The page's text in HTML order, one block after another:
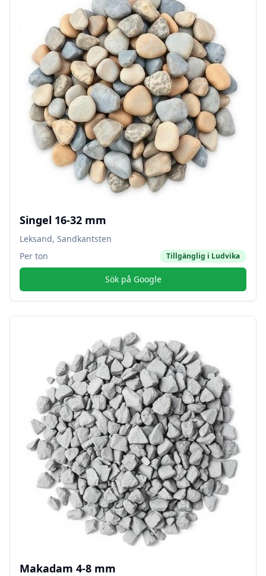
Singel 16-32 mm
Leksand, Sandkantsten
Per ton
Tillgänglig i Ludvika
Sök på Google
Makadam 4-8 mm